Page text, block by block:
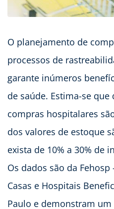
O planejamento de
processos de
garante inúmeros
de saúde. Estima-se que
compras hospitalares
dos valores de estoque
exista de 10% a 30% de
Os dados são da Fehosp
Casas e Hospitais
Paulo e demonstram